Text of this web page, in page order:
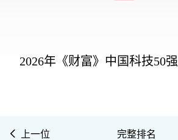
2026年《财富》中国科技50强
上一位 完整排名